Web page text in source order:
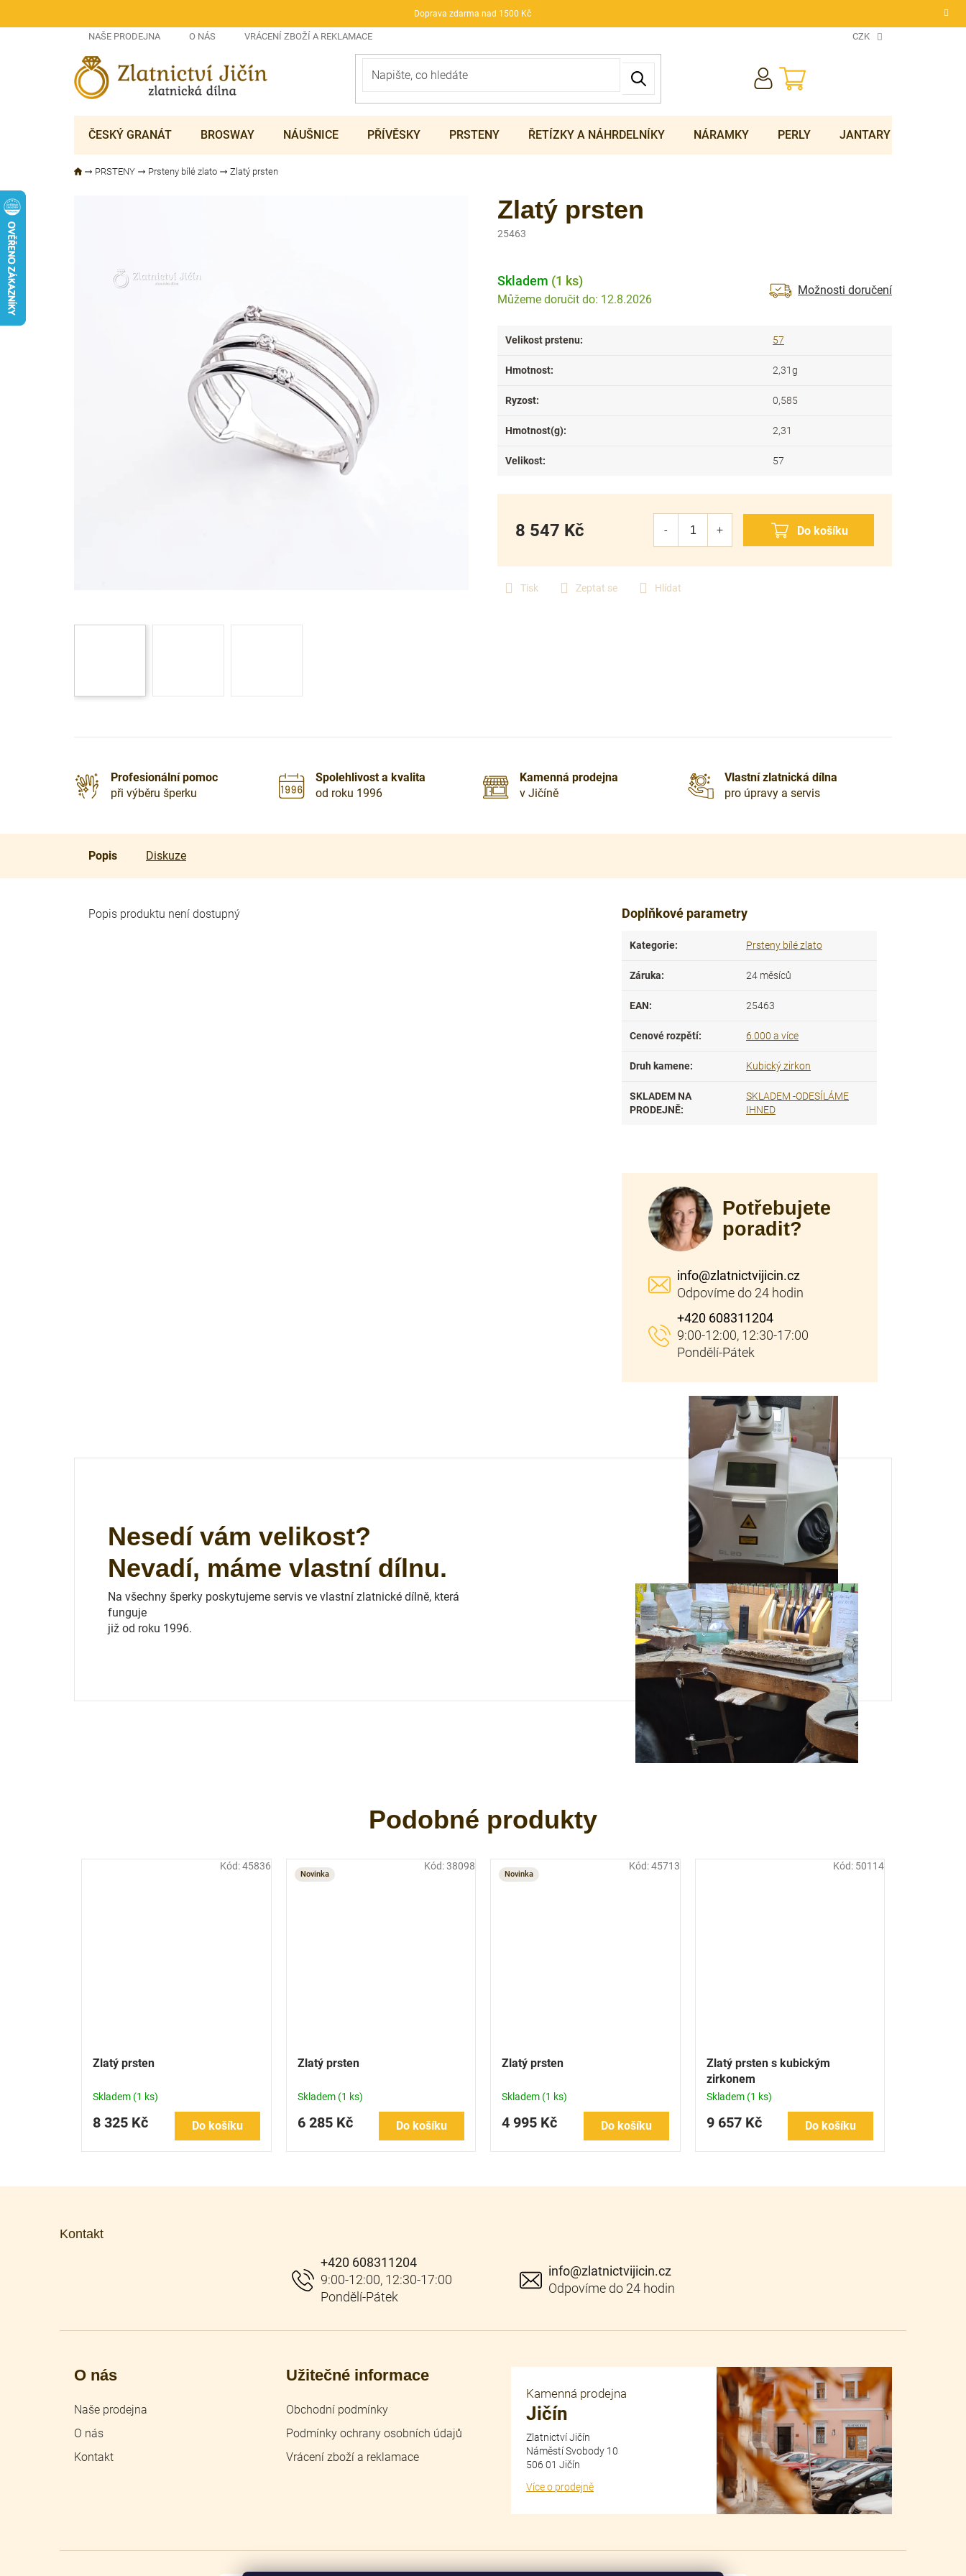
Doprava zdarma nad 1500 Kč
NAŠE PRODEJNA O NÁS VRÁCENÍ ZBOŽÍ A REKLAMACE CZK
NÁKUPNÍ
KOŠÍK
ČESKÝ GRANÁT BROSWAY NÁUŠNICE PŘÍVĚSKY PRSTENY ŘETÍZKY A NÁHRDELNÍKY NÁRAMKY PERLY JANTARY
PRSTENY Prsteny bílé zlato Zlatý prsten
Tisk Zeptat se Hlídat
Zlatý prsten
25463
Skladem (1 ks)
12.8.2026
Možnosti doručení
8 547 Kč
Velikost prstenu: 57
Hmotnost: 2,31g
Ryzost: 0,585
Hmotnost(g): 2,31
Velikost: 57
Profesionální pomoc
při výběru šperku
Spolehlivost a kvalita
od roku 1996
Kamenná prodejna
v Jičíně
Vlastní zlatnická dílna
pro úpravy a servis
Popis Diskuze
Popis produktu není dostupný Doplňkové parametry
Kategorie: Prsteny bílé zlato
Záruka: 24 měsíců
EAN: 25463
Cenové rozpětí: 6.000 a více
Druh kamene: Kubický zirkon
SKLADEM NA
PRODEJNĚ:
SKLADEM -ODESÍLÁME
IHNED
Potřebujete
poradit?
info@zlatnictvijicin.cz
+420 608311204
Zlatý prsten
Skladem (1 ks)
8 325 Kč Do košíku
Kód:45836
Novinka
Zlatý prsten
Skladem (1 ks)
6 285 Kč Do košíku
Kód:38098
Novinka
Zlatý prsten
Skladem (1 ks)
4 995 Kč Do košíku
Kód:45713
Zlatý prsten s kubickým
zirkonem
Skladem (1 ks)
9 657 Kč Do košíku
Kód: 50114
Nesedí vám velikost?
Nevadí, máme vlastní dílnu.
Na všechny šperky poskytujeme servis ve vlastní zlatnické dílně, která
funguje
již od roku 1996.
Kontakt
info@zlatnictvijicin.cz
+420 608311204
O nás
Naše prodejna
O nás
Kontakt
Užitečné informace
Obchodní podmínky
Podmínky ochrany osobních údajů
Vrácení zboží a reklamace
Kamenná prodejna
Jičín
Zlatnictví Jičín
Náměstí Svobody 10
506 01 Jičín
Více o prodejně